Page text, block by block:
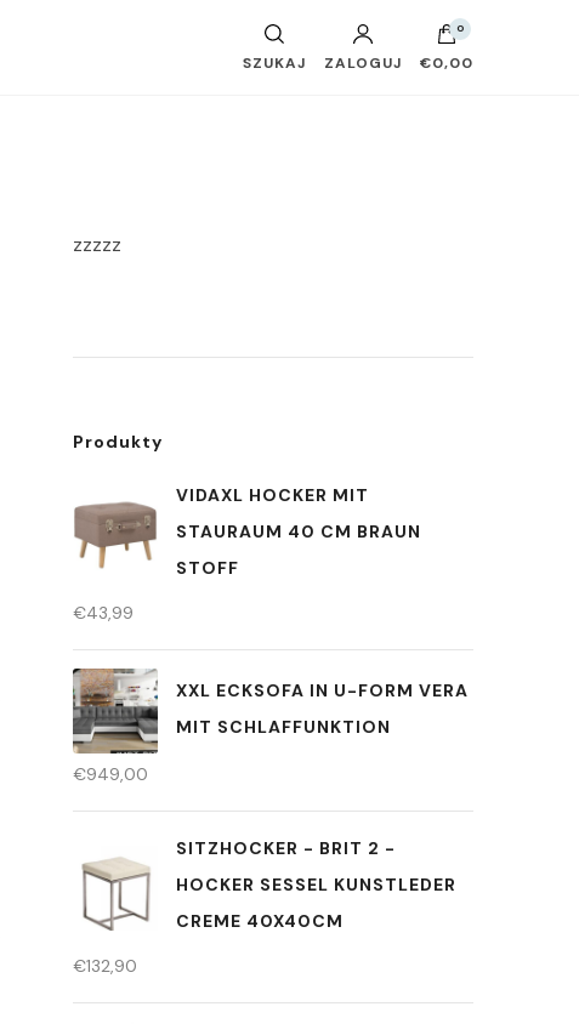
SZUKAJ ZALOGUJ
0
€0,00
zzzzz
Produkty
VIDAXL HOCKER MIT
STAURAUM 40 CM BRAUN
STOFF
€43,99
XXL ECKSOFA IN U-FORM VERA
MIT SCHLAFFUNKTION
€949,00
SITZHOCKER - BRIT 2 -
HOCKER SESSEL KUNSTLEDER
CREME 40X40CM
€132,90